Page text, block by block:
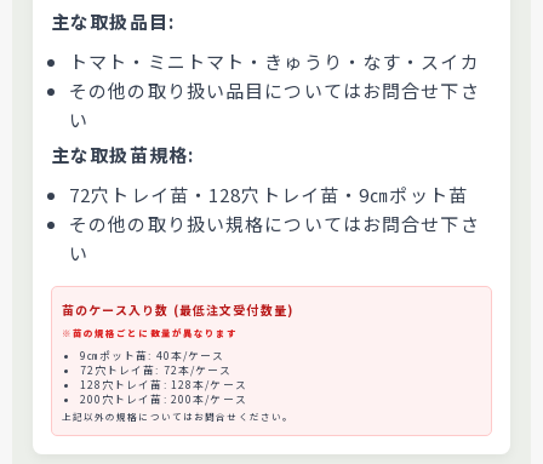
主な取扱品目:
トマト・ミニトマト・きゅうり・なす・スイカ
その他の取り扱い品目についてはお問合せ下さ
い
主な取扱苗規格:
72穴トレイ苗・128穴トレイ苗・9㎝ポット苗
その他の取り扱い規格についてはお問合せ下さ
い
苗のケース入り数 (最低注文受付数量)
※苗の規格ごとに数量が異なります
9㎝ポット苗: 40本/ケース
72穴トレイ苗: 72本/ケース
128穴トレイ苗: 128本/ケース
200穴トレイ苗: 200本/ケース
上記以外の規格についてはお問合せください。